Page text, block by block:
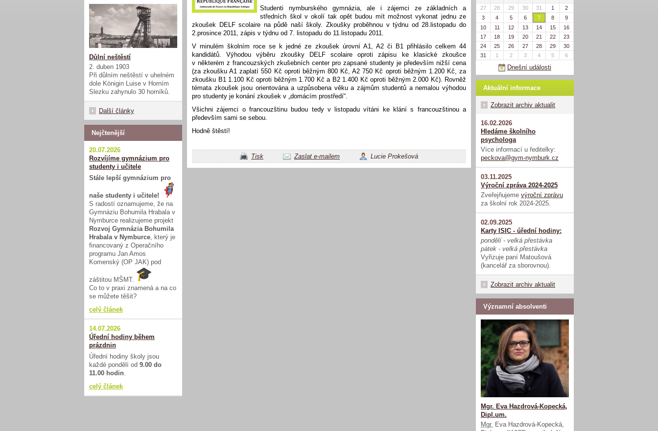
Studenti nymburského gymnázia, ale i zájemci ze základních a
středních škol v okolí tak opět budou mít možnost vykonat jednu ze
zkoušek DELF scolaire na půdě naší školy. Zkoušky proběhnou v týdnu od 28.listopadu do
2.prosince 2011, zápis v týdnu od 7. listopadu do 11.listopadu 2011.
V minulém školním roce se k jedné ze zkoušek úrovní A1, A2 či B1 přihlásilo celkem 44
kandidátů. Výhodou výběru zkoušky DELF scolaire oproti zápisu ke klasické zkoušce
v některém z francouzských zkušebních center pro zapsané studenty je především nižší cena
(za zkoušku A1 zaplatí 550 Kč oproti běžným 800 Kč, A2 750 Kč oproti běžným 1.200 Kč, za
zkoušku B1 1.100 Kč oproti běžným 1.700 Kč a B2 1.400 Kč oproti běžným 2.000 Kč). Rovněž
témata zkoušek jsou orientována a uzpůsobena věku a zájmům studentů a nemalou výhodou
pro studenty je konání zkoušek v „domácím prostředí“.
Všichni zájemci o francouzštinu budou tedy v listopadu vítáni ke klání s francouzštinou a
především sami se sebou.
Hodně štěstí!
Tisk Zaslat e-mailem Lucie Prokešová
27
28 29 30 31 1
2
3
4 5 6 7 8
9
10
11 12 13 14 15
16
17
18 19 20 21 22
23
24
25 26 27 28 29
30
31
1 2 3 4 5 6
Dnešní události
Aktuální informace
Zobrazit archiv aktualit
16.02.2026
Hledáme školního
psychologa
Více informací u ředitelky:
peckova@gym-nymburk.cz
03.11.2025
Výroční zpráva 2024-2025
Zveřejňujeme výroční zprávu
za školní rok 2024-2025.
02.09.2025
Karty ISIC - úřední hodiny:
pondělí - velká přestávka
pátek - velká přestávka
Vyřizuje paní Matoušová
(kancelář za sborovnou).
Zobrazit archiv aktualit
Významní absolventi
Mgr. Eva Hazdrová-Kopecká,
Dipl.um.
Mgr. Eva Hazdrová-Kopecká,
Důlní neštěstí
2. duben 1903
Při důlním neštěstí v uhelném
dole Königin Luise v Horním
Slezku zahynulo 30 horníků.
Další články
Nejčtenější
20.07.2026
Rozvíjíme gymnázium pro
studenty i učitele
Stále lepší gymnázium pro
naše studenty i učitele!
S radostí oznamujeme, že na
Gymnáziu Bohumila Hrabala v
Nymburce realizujeme projekt
Rozvoj Gymnázia Bohumila
Hrabala v Nymburce, který je
financovaný z Operačního
programu Jan Amos
Komenský (OP JAK) pod
záštitou MŠMT.
Co to v praxi znamená a na co
se můžete těšit?
celý článek
14.07.2026
Úřední hodiny během
prázdnin
Úřední hodiny školy jsou
každé pondělí od 9.00 do
11.00 hodin.
celý článek